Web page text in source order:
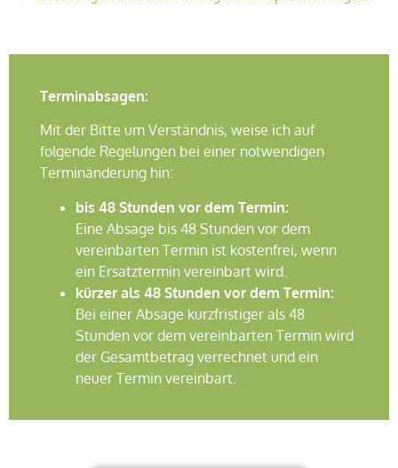
Terminabsagen:
Mit der Bitte um Verständnis, weise ich auf
folgende Regelungen bei einer notwendigen
Terminänderung hin:
bis 48 Stunden vor dem Termin:
Eine Absage bis 48 Stunden vor dem
vereinbarten Termin ist kostenfrei, wenn
ein Ersatztermin vereinbart wird.
kürzer als 48 Stunden vor dem Termin:
Bei einer Absage kurzfristiger als 48
Stunden vor dem vereinbarten Termin wird
der Gesamtbetrag verrechnet und ein
neuer Termin vereinbart.